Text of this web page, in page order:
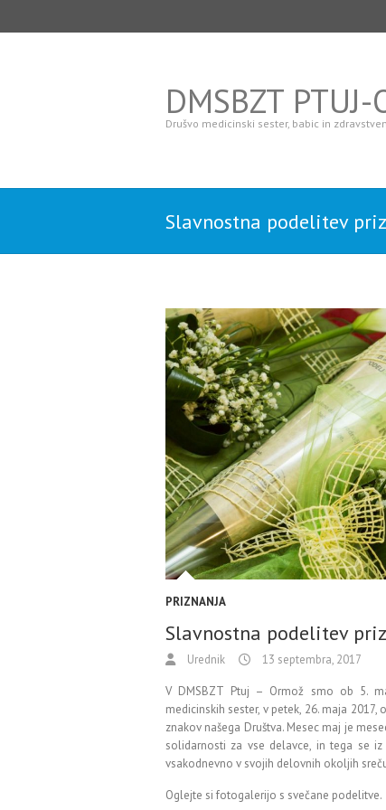
DMSBZT PTUJ-
Drušvo medicinski sester, babic in
Slavnostna podelitev
PRIZNANJA
Slavnostna podelitev
Urednik 13 septembra, 2017
V DMSBZT Ptuj – Ormož smo ob 5.
medicinskih sester, v petek, 26. maja
znakov našega Društva. Mesec maj je
solidarnosti za vse delavce, in tega se
vsakodnevno v svojih delovnih okoljih
Oglejte si fotogalerijo s svečane podelitve.